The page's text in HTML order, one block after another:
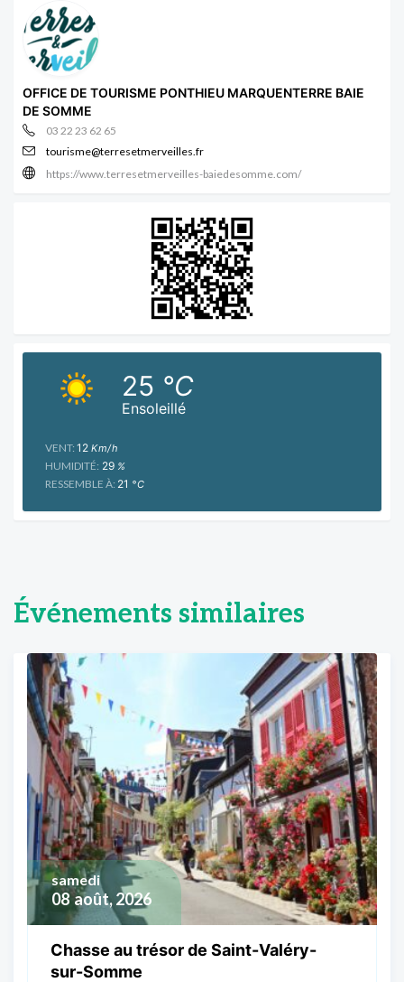
OFFICE DE TOURISME PONTHIEU MARQUENTERRE BAIE
DE SOMME
03 22 23 62 65
tourisme@terresetmerveilles.fr
https://www.terresetmerveilles-baiedesomme.com/
Ensoleillé
25 °C
VENT: 12 Km/h
HUMIDITÉ: 29 %
RESSEMBLE À: 21 °C
Événements similaires
08 août, 2026
samedi
Chasse au trésor de Saint-Valéry-
sur-Somme